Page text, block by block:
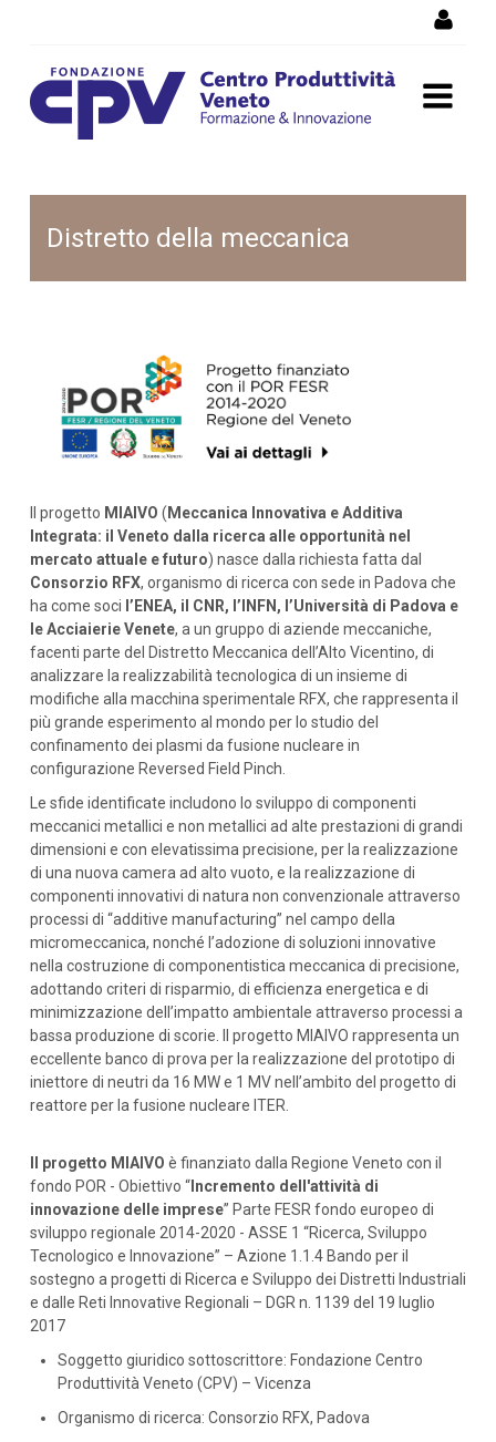
MIAIVO
Distretto della meccanica
Il progetto MIAIVO ( Meccanica Innovativa e Additiva
Integrata: il Veneto dalla ricerca alle opportunità nel
mercato attuale e futuro) nasce dalla richiesta fatta dal
Consorzio RFX, organismo di ricerca con sede in Padova che
ha come soci l’ENEA, il CNR, l’INFN, l’Università di Padova e
le Acciaierie Venete, a un gruppo di aziende meccaniche,
facenti parte del Distretto Meccanica dell’Alto Vicentino, di
analizzare la realizzabilità tecnologica di un insieme di
modifiche alla macchina sperimentale RFX, che rappresenta il
più grande esperimento al mondo per lo studio del
confinamento dei plasmi da fusione nucleare in
configurazione Reversed Field Pinch.
Le sfide identificate includono lo sviluppo di componenti
meccanici metallici e non metallici ad alte prestazioni di grandi
dimensioni e con elevatissima precisione, per la realizzazione
di una nuova camera ad alto vuoto, e la realizzazione di
componenti innovativi di natura non convenzionale attraverso
processi di “additive manufacturing” nel campo della
micromeccanica, nonché l’adozione di soluzioni innovative
nella costruzione di componentistica meccanica di precisione,
adottando criteri di risparmio, di efficienza energetica e di
minimizzazione dell’impatto ambientale attraverso processi a
bassa produzione di scorie. Il progetto MIAIVO rappresenta un
eccellente banco di prova per la realizzazione del prototipo di
iniettore di neutri da 16 MW e 1 MV nell’ambito del progetto di
reattore per la fusione nucleare ITER.
Il progetto MIAIVO è finanziato dalla Regione Veneto con il
fondo POR - Obiettivo “ Incremento dell'attività di
innovazione delle imprese” Parte FESR fondo europeo di
sviluppo regionale 2014-2020 - ASSE 1 “Ricerca, Sviluppo
Tecnologico e Innovazione” – Azione 1.1.4 Bando per il
sostegno a progetti di Ricerca e Sviluppo dei Distretti Industriali
e dalle Reti Innovative Regionali – DGR n. 1139 del 19 luglio
2017
Soggetto giuridico sottoscrittore: Fondazione Centro
Produttività Veneto (CPV) – Vicenza
Organismo di ricerca: Consorzio RFX, Padova